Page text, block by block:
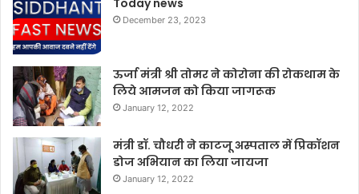
December 23, 2023
ऊर्जा मंत्री श्री तोमर ने कोरोना की रोकथाम के
लिये आमजन को किया जागरूक
January 12, 2022
मंत्री डॉ. चौधरी ने काटजू अस्पताल में प्रिकॉशन
डोज अभियान का लिया जायजा
January 12, 2022